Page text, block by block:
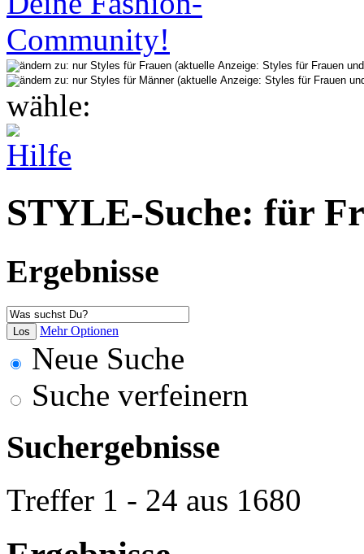
wähle:
STYLE-Suche: für
Ergebnisse
Mehr Optionen
Neue Suche
Suche verfeinern
Suchergebnisse
Treffer 1 - 24 aus 1680